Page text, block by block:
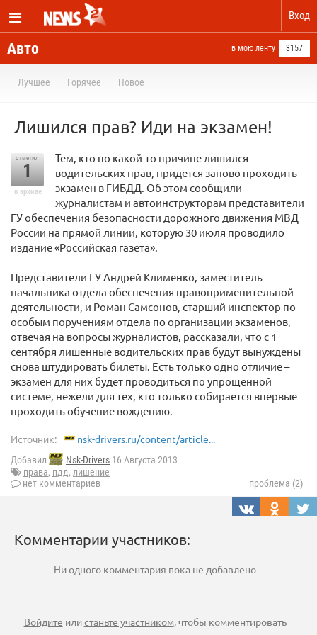
Вход
Авто в мою ленту 3157
Лучшее Горячее Новое
Лишился прав? Иди на экзамен!
отметил
1
в архиве
Тем, кто по какой-то причине лишился
водительских прав, придется заново проходить
экзамен в ГИБДД. Об этом сообщили
журналистам и автоинструкторам представители
ГУ обеспечения безопасности дорожного движения МВД
России на прямой линии, которую 30 июля проводило
издание «Российская газета».
Представители ГУ Андрей Клименко, заместитель
начальника отдела обеспечения правоприменительной
деятельности, и Роман Самсонов, старший инспектор по
особым поручениям отдела по организации экзаменов,
отвечая на вопросы журналистов, рассказали, что с 1
сентября лишенные водительских прав будут вынуждены
снова штудировать билеты. Есть только одно отличие –
экзамен для них будет проводиться по упрощенной
системе, нежели для тех, кто только собирается впервые
проходить обучение вождению.
Источник: nsk-drivers.ru/content/article...
Добавил Nsk-Drivers 16 Августа 2013
права, пдд, лишение
нет комментариев
проблема (2)
Комментарии участников:
Ни одного комментария пока не добавлено
Войдите илистаньте участником, чтобы комментировать